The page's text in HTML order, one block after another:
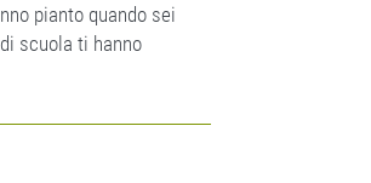
pianto quando sei
scuola ti hanno